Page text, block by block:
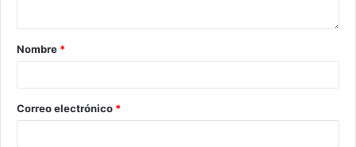
Nombre *
Correo electrónico *